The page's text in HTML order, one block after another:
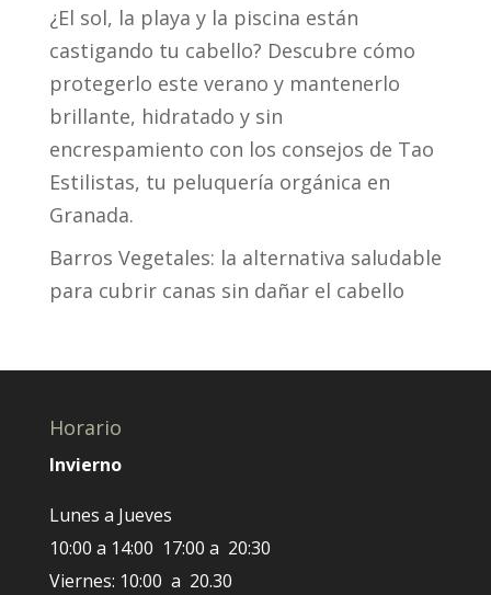
¿El sol, la playa y la piscina están
castigando tu cabello? Descubre cómo
protegerlo este verano y mantenerlo
brillante, hidratado y sin
encrespamiento con los consejos de Tao
Estilistas, tu peluquería orgánica en
Granada.
Barros Vegetales: la alternativa saludable
para cubrir canas sin dañar el cabello
Horario
Invierno
Lunes a Jueves
10:00 a 14:00 17:00 a 20:30
Viernes: 10:00 a 20.30